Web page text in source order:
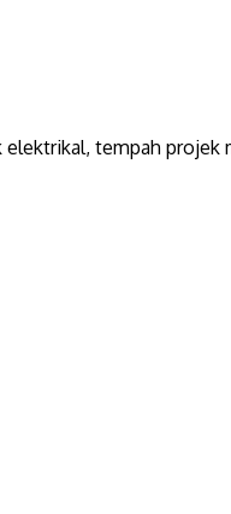
elektrikal, tempah projek